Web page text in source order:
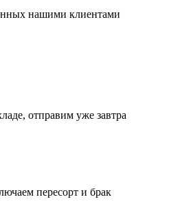
нашими клиентами
отправим уже завтра
пересорт и брак